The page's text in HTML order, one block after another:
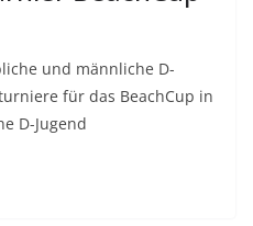
und männliche D-
für das BeachCup in
D-Jugend